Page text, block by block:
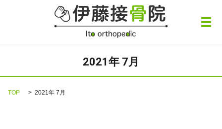
メ
2021年 7月
TOP 2021年 7月